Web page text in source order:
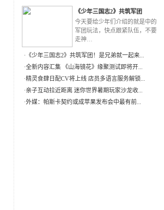
《少年三国志2》共筑军团
今天要给少年们介绍的就是中的
军团玩法，快点跟紧队伍，不要
走神…
· 《少年三国志2》共筑军团！是兄弟就一起来...
·全新内容汇集 《山海镜花》缘聚测试即将开...
·精灵食肆日配CV将上线 店员多语言服务解锁...
·亲子互动拉近距离 迷你世界暑期玩家沙龙收...
·外媒：帕斯卡契约或成苹果发布会中最有前...